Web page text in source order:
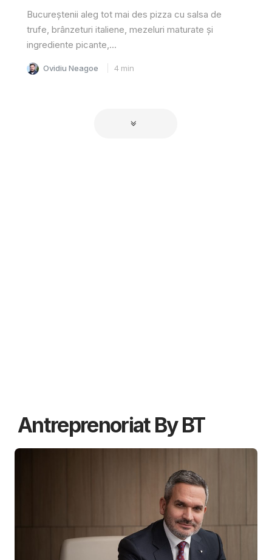
Bucureștenii aleg tot mai des pizza cu salsa de
trufe, brânzeturi italiene, mezeluri maturate și
ingrediente picante,...
Ovidiu Neagoe 4 min
Antreprenoriat By BT